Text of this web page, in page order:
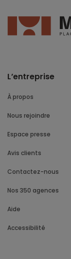
L’entreprise
À propos
Nous rejoindre
Espace presse
Avis clients
Contactez-nous
Nos 350 agences
Aide
Accessibilité